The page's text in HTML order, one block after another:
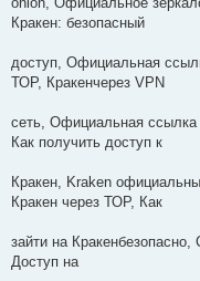
Кракен: безопасный
доступ, Официальная
ТОР, Кракенчерез VPN
сеть, Официальная ссылка
Как получить доступ к
Кракен, Kraken
Кракен через ТОР, Как
зайти на Кракенбезопасно,
Доступ на